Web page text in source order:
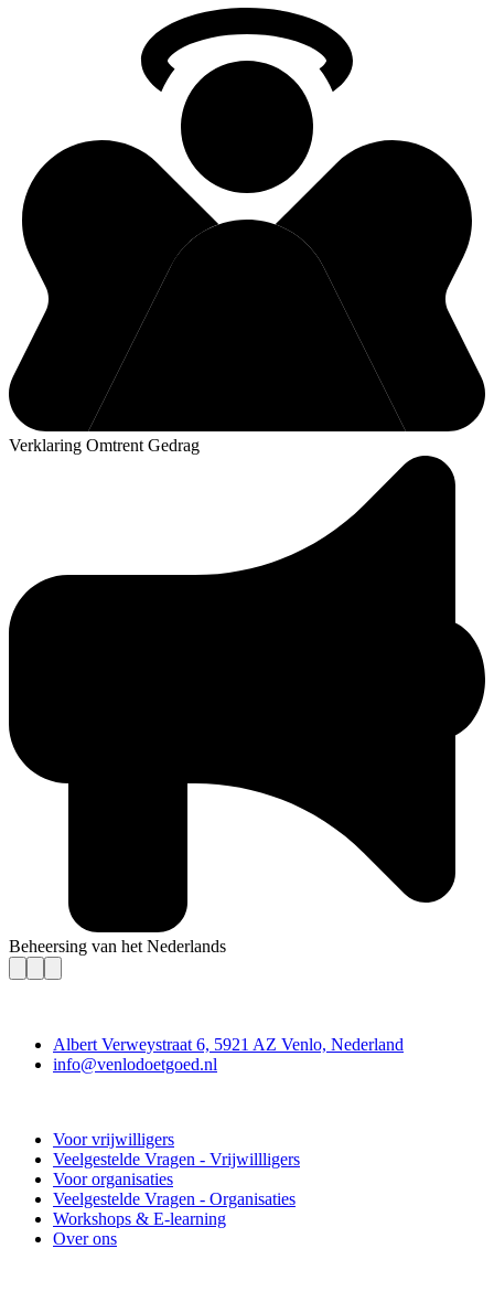
Verklaring Omtrent Gedrag
Beheersing van het Nederlands
Albert Verweystraat 6, 5921 AZ Venlo, Nederland
info@venlodoetgoed.nl
Voor vrijwilligers
Veelgestelde Vragen - Vrijwillligers
Voor organisaties
Veelgestelde Vragen - Organisaties
Workshops & E-learning
Over ons